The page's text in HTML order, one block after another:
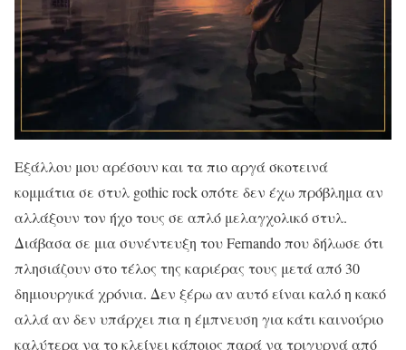
Εξάλλου μου αρέσουν και τα πιο αργά σκοτεινά
κομμάτια σε στυλ gothic rock οπότε δεν έχω πρόβλημα αν
αλλάξουν τον ήχο τους σε απλό μελαγχολικό στυλ.
Διάβασα σε μια συνέντευξη του Fernando που δήλωσε ότι
πλησιάζουν στο τέλος της καριέρας τους μετά από 30
δημιουργικά χρόνια. Δεν ξέρω αν αυτό είναι καλό η κακό
αλλά αν δεν υπάρχει πια η έμπνευση για κάτι καινούριο
καλύτερα να το κλείνει κάποιος παρά να τριγυρνά από